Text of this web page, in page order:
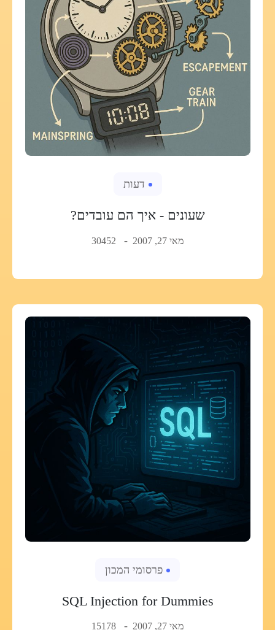
דעות
שעונים - איך הם עובדים?
מאי 27, 2007 30452
פרסומי המכון
SQL Injection for Dummies
מאי 27, 2007 15178